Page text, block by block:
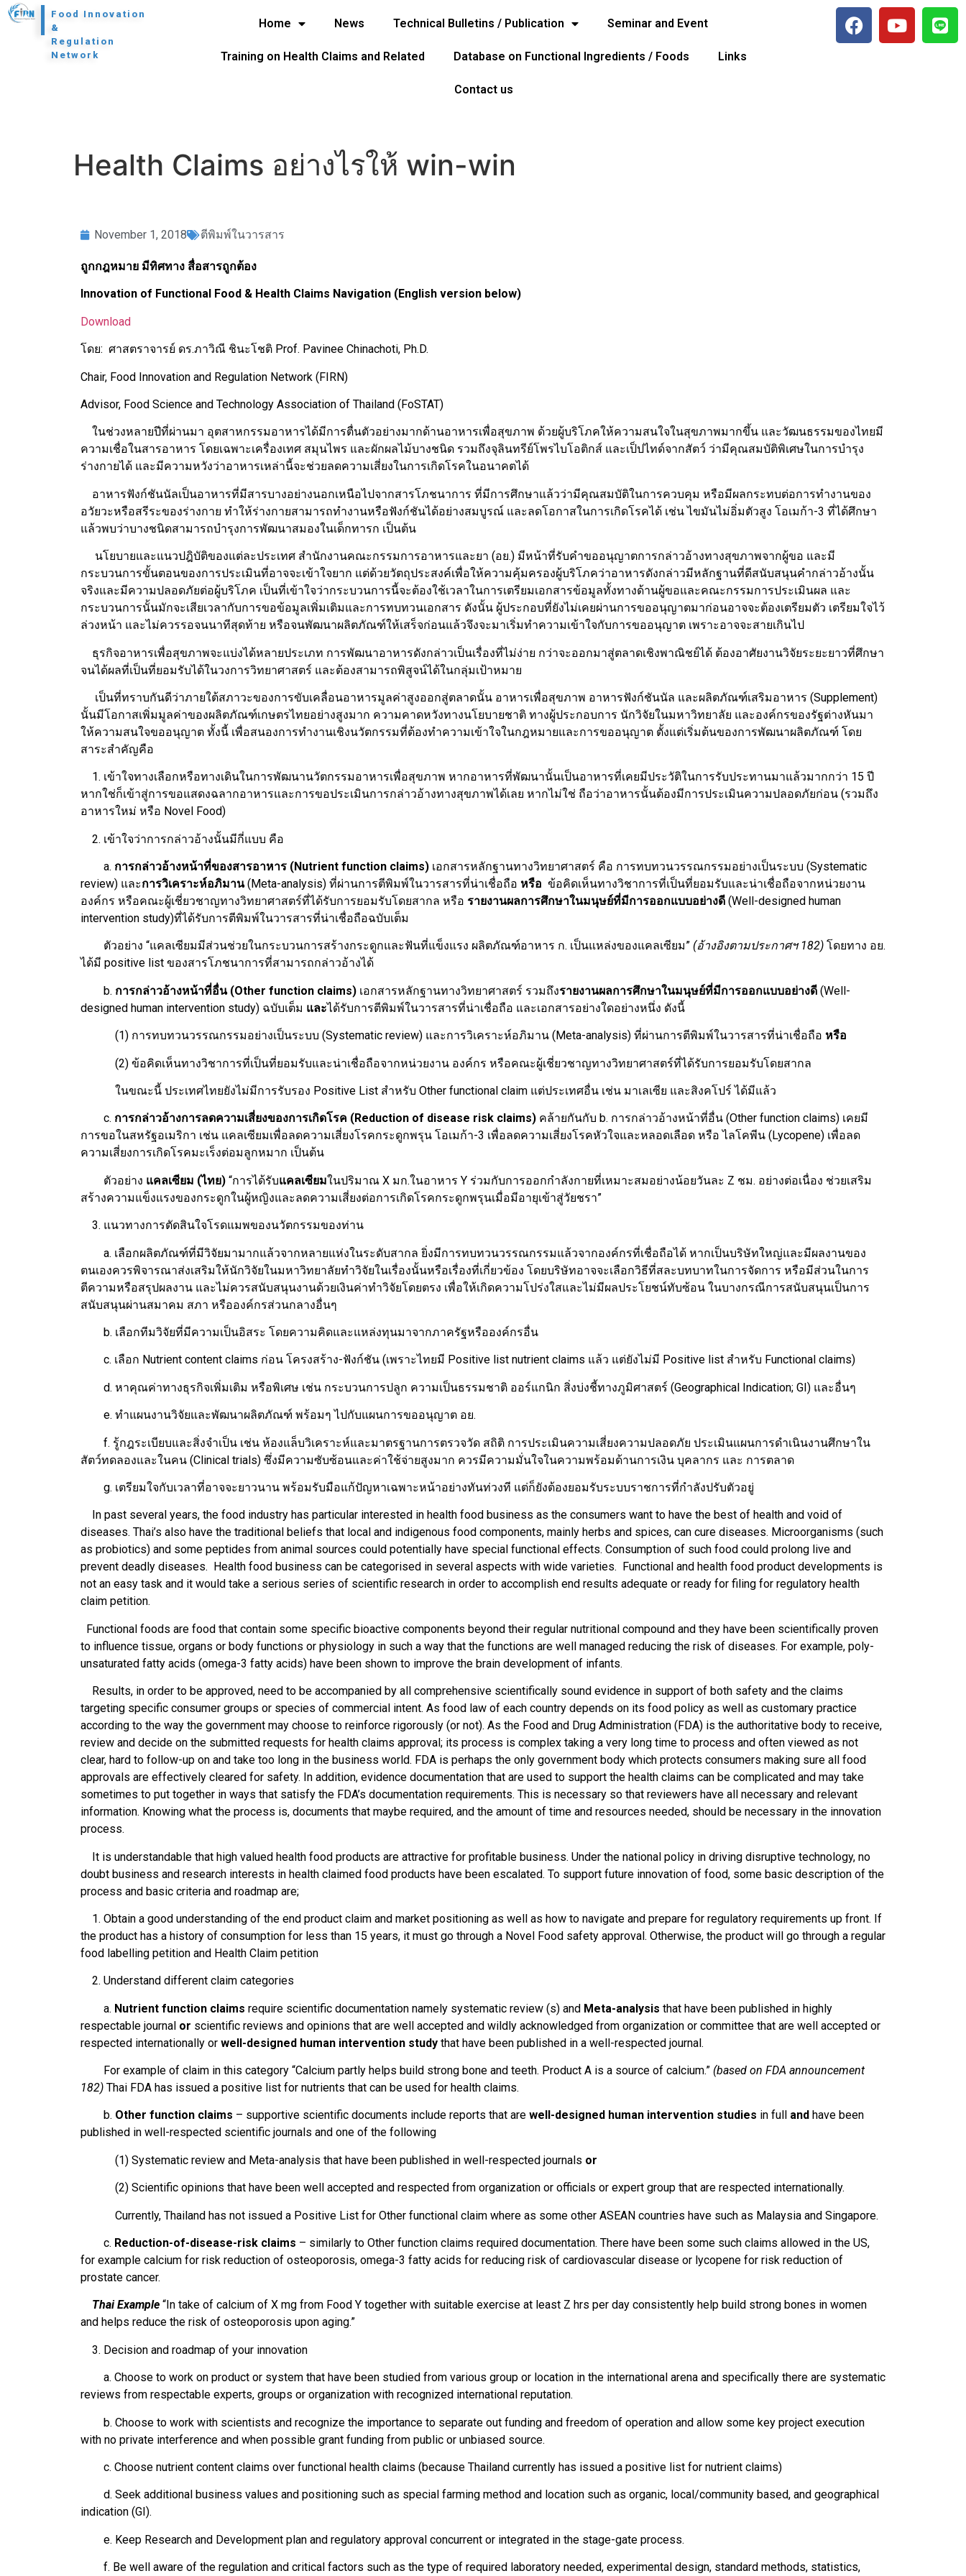
Food Innovation
&
Regulation
Network
l Home News Technical Bulletins / Publication Seminar and Event
Training on Health Claims and Related Database on Functional Ingredients / Foods Links
Contact us
Health Claims อย่างไรให้ win-win
November 1, 2018 ตีพิมพ์ในวารสาร
ถูกกฎหมาย มีทิศทาง สื่อสารถูกต้อง
Innovation of Functional Food & Health Claims Navigation (English version below)
Download
โดย: ศาสตราจารย์ ดร.ภาวิณี ชินะโชติ Prof. Pavinee Chinachoti, Ph.D.
Chair, Food Innovation and Regulation Network (FIRN)
Advisor, Food Science and Technology Association of Thailand (FoSTAT)
ในช่วงหลายปีที่ผ่านมา อุตสาหกรรมอาหารได้มีการตื่นตัวอย่างมากด้านอาหารเพื่อสุขภาพ ด้วยผู้บริโภคให้ความสนใจในสุขภาพมากขึ้น และวัฒนธรรมของไทยมี
ความเชื่อในสารอาหาร โดยเฉพาะเครื่องเทศ สมุนไพร และผักผลไม้บางชนิด รวมถึงจุลินทรีย์โพรไบโอติกส์ และเป็ปไทด์จากสัตว์ ว่ามีคุณสมบัติพิเศษในการบำรุง
ร่างกายได้ และมีความหวังว่าอาหารเหล่านี้จะช่วยลดความเสี่ยงในการเกิดโรคในอนาคตได้
อาหารฟังก์ชันนัลเป็นอาหารที่มีสารบางอย่างนอกเหนือไปจากสารโภชนาการ ที่มีการศึกษาแล้วว่ามีคุณสมบัติในการควบคุม หรือมีผลกระทบต่อการทำงานของ
อวัยวะหรือสรีระของร่างกาย ทำให้ร่างกายสามารถทำงานหรือฟังก์ชันได้อย่างสมบูรณ์ และลดโอกาสในการเกิดโรคได้ เช่น ไขมันไม่อิ่มตัวสูง โอเมก้า-3 ที่ได้ศึกษา
แล้วพบว่าบางชนิดสามารถบำรุงการพัฒนาสมองในเด็กทารก เป็นต้น
นโยบายและแนวปฎิบัติของแต่ละประเทศ สำนักงานคณะกรรมการอาหารและยา (อย.) มีหน้าที่รับคำขออนุญาตการกล่าวอ้างทางสุขภาพจากผู้ขอ และมี
กระบวนการขั้นตอนของการประเมินที่อาจจะเข้าใจยาก แต่ด้วยวัตถุประสงค์เพื่อให้ความคุ้มครองผู้บริโภคว่าอาหารดังกล่าวมีหลักฐานที่ดีสนับสนุนคำกล่าวอ้างนั้น
จริงและมีความปลอดภัยต่อผู้บริโภค เป็นที่เข้าใจว่ากระบวนการนี้จะต้องใช้เวลาในการเตรียมเอกสารข้อมูลทั้งทางด้านผู้ขอและคณะกรรมการประเมินผล และ
กระบวนการนั้นมักจะเสียเวลากับการขอข้อมูลเพิ่มเติมและการทบทวนเอกสาร ดังนั้น ผู้ประกอบที่ยังไม่เคยผ่านการขออนุญาตมาก่อนอาจจะต้องเตรียมตัว เตรียมใจไว้
ล่วงหน้า และไม่ควรรอจนนาทีสุดท้าย หรือจนพัฒนาผลิตภัณฑ์ให้เสร็จก่อนแล้วจึงจะมาเริ่มทำความเข้าใจกับการขออนุญาต เพราะอาจจะสายเกินไป
ธุรกิจอาหารเพื่อสุขภาพจะแบ่งได้หลายประเภท การพัฒนาอาหารดังกล่าวเป็นเรื่องที่ไม่ง่าย กว่าจะออกมาสู่ตลาดเชิงพาณิชย์ได้ ต้องอาศัยงานวิจัยระยะยาวที่ศึกษา
จนได้ผลที่เป็นที่ยอมรับได้ในวงการวิทยาศาสตร์ และต้องสามารถพิสูจน์ได้ในกลุ่มเป้าหมาย
เป็นที่ทราบกันดีว่าภายใต้สภาวะของการขับเคลื่อนอาหารมูลค่าสูงออกสู่ตลาดนั้น อาหารเพื่อสุขภาพ อาหารฟังก์ชันนัล และผลิตภัณฑ์เสริมอาหาร (Supplement)
นั้นมีโอกาสเพิ่มมูลค่าของผลิตภัณฑ์เกษตรไทยอย่างสูงมาก ความคาดหวังทางนโยบายชาติ ทางผู้ประกอบการ นักวิจัยในมหาวิทยาลัย และองค์กรของรัฐต่างหันมา
ให้ความสนใจขออนุญาต ทั้งนี้ เพื่อสนองการทำงานเชิงนวัตกรรมที่ต้องทำความเข้าใจในกฎหมายและการขออนุญาต ตั้งแต่เริ่มต้นของการพัฒนาผลิตภัณฑ์ โดย
สาระสำคัญคือ
1. เข้าใจทางเลือกหรือทางเดินในการพัฒนานวัตกรรมอาหารเพื่อสุขภาพ หากอาหารที่พัฒนานั้นเป็นอาหารที่เคยมีประวัติในการรับประทานมาแล้วมากกว่า 15 ปี
หากใช่ก็เข้าสู่การขอแสดงฉลากอาหารและการขอประเมินการกล่าวอ้างทางสุขภาพได้เลย หากไม่ใช่ ถือว่าอาหารนั้นต้องมีการประเมินความปลอดภัยก่อน (รวมถึง
อาหารใหม่ หรือ Novel Food)
2. เข้าใจว่าการกล่าวอ้างนั้นมีกี่แบบ คือ
a. การกล่าวอ้างหน้าที่ของสารอาหาร (Nutrient function claims) เอกสารหลักฐานทางวิทยาศาสตร์ คือ การทบทวนวรรณกรรมอย่างเป็นระบบ (Systematic
review) และการวิเคราะห์อภิมาน(Meta-analysis) ที่ผ่านการตีพิมพ์ในวารสารที่น่าเชื่อถือ หรือ ข้อคิดเห็นทางวิชาการที่เป็นที่ยอมรับและน่าเชื่อถือจากหน่วยงาน
องค์กร หรือคณะผู้เชี่ยวชาญทางวิทยาศาสตร์ที่ได้รับการยอมรับโดยสากล หรือ รายงานผลการศึกษาในมนุษย์ที่มีการออกแบบอย่างดี (Well-designed human
intervention study)ที่ได้รับการตีพิมพ์ในวารสารที่น่าเชื่อถือฉบับเต็ม
ตัวอย่าง “แคลเซียมมีส่วนช่วยในกระบวนการสร้างกระดูกและฟันที่แข็งแรง ผลิตภัณฑ์อาหาร ก. เป็นแหล่งของแคลเซียม” (อ้างอิงตามประกาศฯ 182) โดยทาง อย.
ได้มี positive list ของสารโภชนาการที่สามารถกล่าวอ้างได้
b. การกล่าวอ้างหน้าที่อื่น (Other function claims) เอกสารหลักฐานทางวิทยาศาสตร์ รวมถึงรายงานผลการศึกษาในมนุษย์ที่มีการออกแบบอย่างดี (Well-
designed human intervention study) ฉบับเต็ม และได้รับการตีพิมพ์ในวารสารที่น่าเชื่อถือ และเอกสารอย่างใดอย่างหนึ่ง ดังนี้
(1) การทบทวนวรรณกรรมอย่างเป็นระบบ (Systematic review) และการวิเคราะห์อภิมาน (Meta-analysis) ที่ผ่านการตีพิมพ์ในวารสารที่น่าเชื่อถือ หรือ
(2) ข้อคิดเห็นทางวิชาการที่เป็นที่ยอมรับและน่าเชื่อถือจากหน่วยงาน องค์กร หรือคณะผู้เชี่ยวชาญทางวิทยาศาสตร์ที่ได้รับการยอมรับโดยสากล
ในขณะนี้ ประเทศไทยยังไม่มีการรับรอง Positive List สำหรับ Other functional claim แต่ประเทศอื่น เช่น มาเลเซีย และสิงคโปร์ ได้มีแล้ว
c. การกล่าวอ้างการลดความเสี่ยงของการเกิดโรค (Reduction of disease risk claims) คล้ายกันกับ b. การกล่าวอ้างหน้าที่อื่น (Other function claims) เคยมี
การขอในสหรัฐอเมริกา เช่น แคลเซียมเพื่อลดความเสี่ยงโรคกระดูกพรุน โอเมก้า-3 เพื่อลดความเสี่ยงโรคหัวใจและหลอดเลือด หรือ ไลโคพีน (Lycopene) เพื่อลด
ความเสี่ยงการเกิดโรคมะเร็งต่อมลูกหมาก เป็นต้น
ตัวอย่าง แคลเซียม (ไทย) “การได้รับแคลเซียมในปริมาณ X มก.ในอาหาร Y ร่วมกับการออกกำลังกายที่เหมาะสมอย่างน้อยวันละ Z ชม. อย่างต่อเนื่อง ช่วยเสริม
สร้างความแข็งแรงของกระดูกในผู้หญิงและลดความเสี่ยงต่อการเกิดโรคกระดูกพรุนเมื่อมีอายุเข้าสู่วัยชรา”
3. แนวทางการตัดสินใจโรดแมพของนวัตกรรมของท่าน
a. เลือกผลิตภัณฑ์ที่มีวิจัยมามากแล้วจากหลายแห่งในระดับสากล ยิ่งมีการทบทวนวรรณกรรมแล้วจากองค์กรที่เชื่อถือได้ หากเป็นบริษัทใหญ่และมีผลงานของ
ตนเองควรพิจารณาส่งเสริมให้นักวิจัยในมหาวิทยาลัยทำวิจัยในเรื่องนั้นหรือเรื่องที่เกี่ยวข้อง โดยบริษัทอาจจะเลือกวิธีที่สละบทบาทในการจัดการ หรือมีส่วนในการ
ตีความหรือสรุปผลงาน และไม่ควรสนับสนุนงานด้วยเงินค่าทำวิจัยโดยตรง เพื่อให้เกิดความโปร่งใสและไม่มีผลประโยชน์ทับซ้อน ในบางกรณีการสนับสนุนเป็นการ
สนับสนุนผ่านสมาคม สภา หรือองค์กรส่วนกลางอื่นๆ
b. เลือกทีมวิจัยที่มีความเป็นอิสระ โดยความคิดและแหล่งทุนมาจากภาครัฐหรือองค์กรอื่น
c. เลือก Nutrient content claims ก่อน โครงสร้าง-ฟังก์ชัน (เพราะไทยมี Positive list nutrient claims แล้ว แต่ยังไม่มี Positive list สำหรับ Functional claims)
d. หาคุณค่าทางธุรกิจเพิ่มเติม หรือพิเศษ เช่น กระบวนการปลูก ความเป็นธรรมชาติ ออร์แกนิก สิ่งบ่งชี้ทางภูมิศาสตร์ (Geographical Indication; GI) และอื่นๆ
e. ทำแผนงานวิจัยและพัฒนาผลิตภัณฑ์ พร้อมๆ ไปกับแผนการขออนุญาต อย.
f. รู้กฎระเบียบและสิ่งจำเป็น เช่น ห้องแล็บวิเคราะห์และมาตรฐานการตรวจวัด สถิติ การประเมินความเสี่ยงความปลอดภัย ประเมินแผนการดำเนินงานศึกษาใน
สัตว์ทดลองและในคน (Clinical trials) ซึ่งมีความซับซ้อนและค่าใช้จ่ายสูงมาก ควรมีความมั่นใจในความพร้อมด้านการเงิน บุคลากร และ การตลาด
g. เตรียมใจกับเวลาที่อาจจะยาวนาน พร้อมรับมือแก้ปัญหาเฉพาะหน้าอย่างทันท่วงที แต่ก็ยังต้องยอมรับระบบราชการที่กำลังปรับตัวอยู่
In past several years, the food industry has particular interested in health food business as the consumers want to have the best of health and void of
diseases. Thai’s also have the traditional beliefs that local and indigenous food components, mainly herbs and spices, can cure diseases. Microorganisms (such
as probiotics) and some peptides from animal sources could potentially have special functional effects. Consumption of such food could prolong live and
prevent deadly diseases. Health food business can be categorised in several aspects with wide varieties. Functional and health food product developments is
not an easy task and it would take a serious series of scientific research in order to accomplish end results adequate or ready for filing for regulatory health
claim petition.
Functional foods are food that contain some specific bioactive components beyond their regular nutritional compound and they have been scientifically proven
to influence tissue, organs or body functions or physiology in such a way that the functions are well managed reducing the risk of diseases. For example, poly-
unsaturated fatty acids (omega-3 fatty acids) have been shown to improve the brain development of infants.
Results, in order to be approved, need to be accompanied by all comprehensive scientifically sound evidence in support of both safety and the claims
targeting specific consumer groups or species of commercial intent. As food law of each country depends on its food policy as well as customary practice
according to the way the government may choose to reinforce rigorously (or not). As the Food and Drug Administration (FDA) is the authoritative body to receive,
review and decide on the submitted requests for health claims approval; its process is complex taking a very long time to process and often viewed as not
clear, hard to follow-up on and take too long in the business world. FDA is perhaps the only government body which protects consumers making sure all food
approvals are effectively cleared for safety. In addition, evidence documentation that are used to support the health claims can be complicated and may take
sometimes to put together in ways that satisfy the FDA’s documentation requirements. This is necessary so that reviewers have all necessary and relevant
information. Knowing what the process is, documents that maybe required, and the amount of time and resources needed, should be necessary in the innovation
process.
It is understandable that high valued health food products are attractive for profitable business. Under the national policy in driving disruptive technology, no
doubt business and research interests in health claimed food products have been escalated. To support future innovation of food, some basic description of the
process and basic criteria and roadmap are;
1. Obtain a good understanding of the end product claim and market positioning as well as how to navigate and prepare for regulatory requirements up front. If
the product has a history of consumption for less than 15 years, it must go through a Novel Food safety approval. Otherwise, the product will go through a regular
food labelling petition and Health Claim petition
2. Understand different claim categories
a. Nutrient function claims require scientific documentation namely systematic review (s) and Meta-analysis that have been published in highly
respectable journal or scientific reviews and opinions that are well accepted and wildly acknowledged from organization or committee that are well accepted or
respected internationally or well-designed human intervention study that have been published in a well-respected journal.
For example of claim in this category “Calcium partly helps build strong bone and teeth. Product A is a source of calcium.” (based on FDA announcement
182) Thai FDA has issued a positive list for nutrients that can be used for health claims.
b. Other function claims – supportive scientific documents include reports that are well-designed human intervention studies in full and have been
published in well-respected scientific journals and one of the following
(1) Systematic review and Meta-analysis that have been published in well-respected journals or
(2) Scientific opinions that have been well accepted and respected from organization or officials or expert group that are respected internationally.
Currently, Thailand has not issued a Positive List for Other functional claim where as some other ASEAN countries have such as Malaysia and Singapore.
c. Reduction-of-disease-risk claims – similarly to Other function claims required documentation. There have been some such claims allowed in the US,
for example calcium for risk reduction of osteoporosis, omega-3 fatty acids for reducing risk of cardiovascular disease or lycopene for risk reduction of
prostate cancer.
Thai Example “In take of calcium of X mg from Food Y together with suitable exercise at least Z hrs per day consistently help build strong bones in women
and helps reduce the risk of osteoporosis upon aging.”
3. Decision and roadmap of your innovation
a. Choose to work on product or system that have been studied from various group or location in the international arena and specifically there are systematic
reviews from respectable experts, groups or organization with recognized international reputation.
b. Choose to work with scientists and recognize the importance to separate out funding and freedom of operation and allow some key project execution
with no private interference and when possible grant funding from public or unbiased source.
c. Choose nutrient content claims over functional health claims (because Thailand currently has issued a positive list for nutrient claims)
d. Seek additional business values and positioning such as special farming method and location such as organic, local/community based, and geographical
indication (GI).
e. Keep Research and Development plan and regulatory approval concurrent or integrated in the stage-gate process.
f. Be well aware of the regulation and critical factors such as the type of required laboratory needed, experimental design, standard methods, statistics,